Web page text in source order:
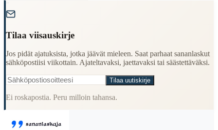
Tilaa viisauskirje
Jos pidät ajatuksista, jotka jäävät mieleen. Saat parhaat sananlaskut
sähköpostiisi viikottain. Ajateltavaksi, jaettavaksi tai säästettäväksi.
Tilaa uutiskirje
Ei roskapostia. Peru milloin tahansa.